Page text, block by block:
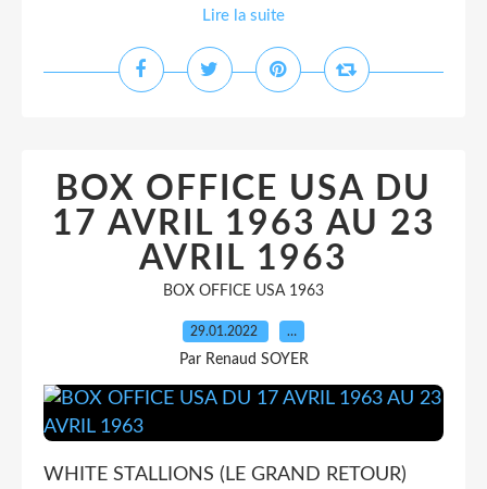
Lire la suite
BOX OFFICE USA DU
17 AVRIL 1963 AU 23
AVRIL 1963
BOX OFFICE USA 1963
29.01.2022 …
Par Renaud SOYER
WHITE STALLIONS (LE GRAND RETOUR)